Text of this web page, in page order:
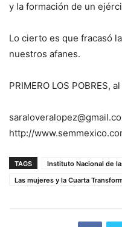
y la formación de un
Lo cierto es que fracasó
nuestros afanes.
PRIMERO LOS POBRES,
http://
TAGS
Instituto Nacional de
Las mujeres y la Cuarta